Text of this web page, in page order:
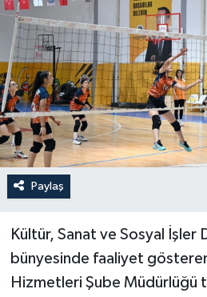
Paylaş
Kültür, Sanat ve Sosyal İşler
bünyesinde faaliyet
Hizmetleri Şube Müdürlüğü